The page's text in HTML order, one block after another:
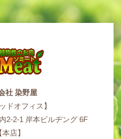
社 染野屋
ドオフィス】
2-2-1 岸本ビルヂング 6F
本店】